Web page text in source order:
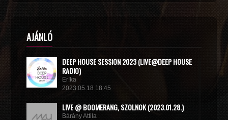
AJÁNLÓ
DEEP HOUSE SESSION 2023 (LIVE@DEEP HOUSE
RADIO)
Er!ka
2023.05.18 18:45
LIVE @ BOOMERANG, SZOLNOK (2023.01.28.)
Bárány Attila